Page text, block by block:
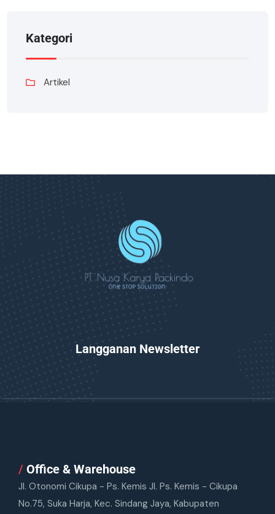
Kategori
Artikel
Langganan Newsletter
/ Office & Warehouse
Jl. Otonomi Cikupa - Ps. Kemis Jl. Ps. Kemis - Cikupa
No.75, Suka Harja, Kec. Sindang Jaya, Kabupaten